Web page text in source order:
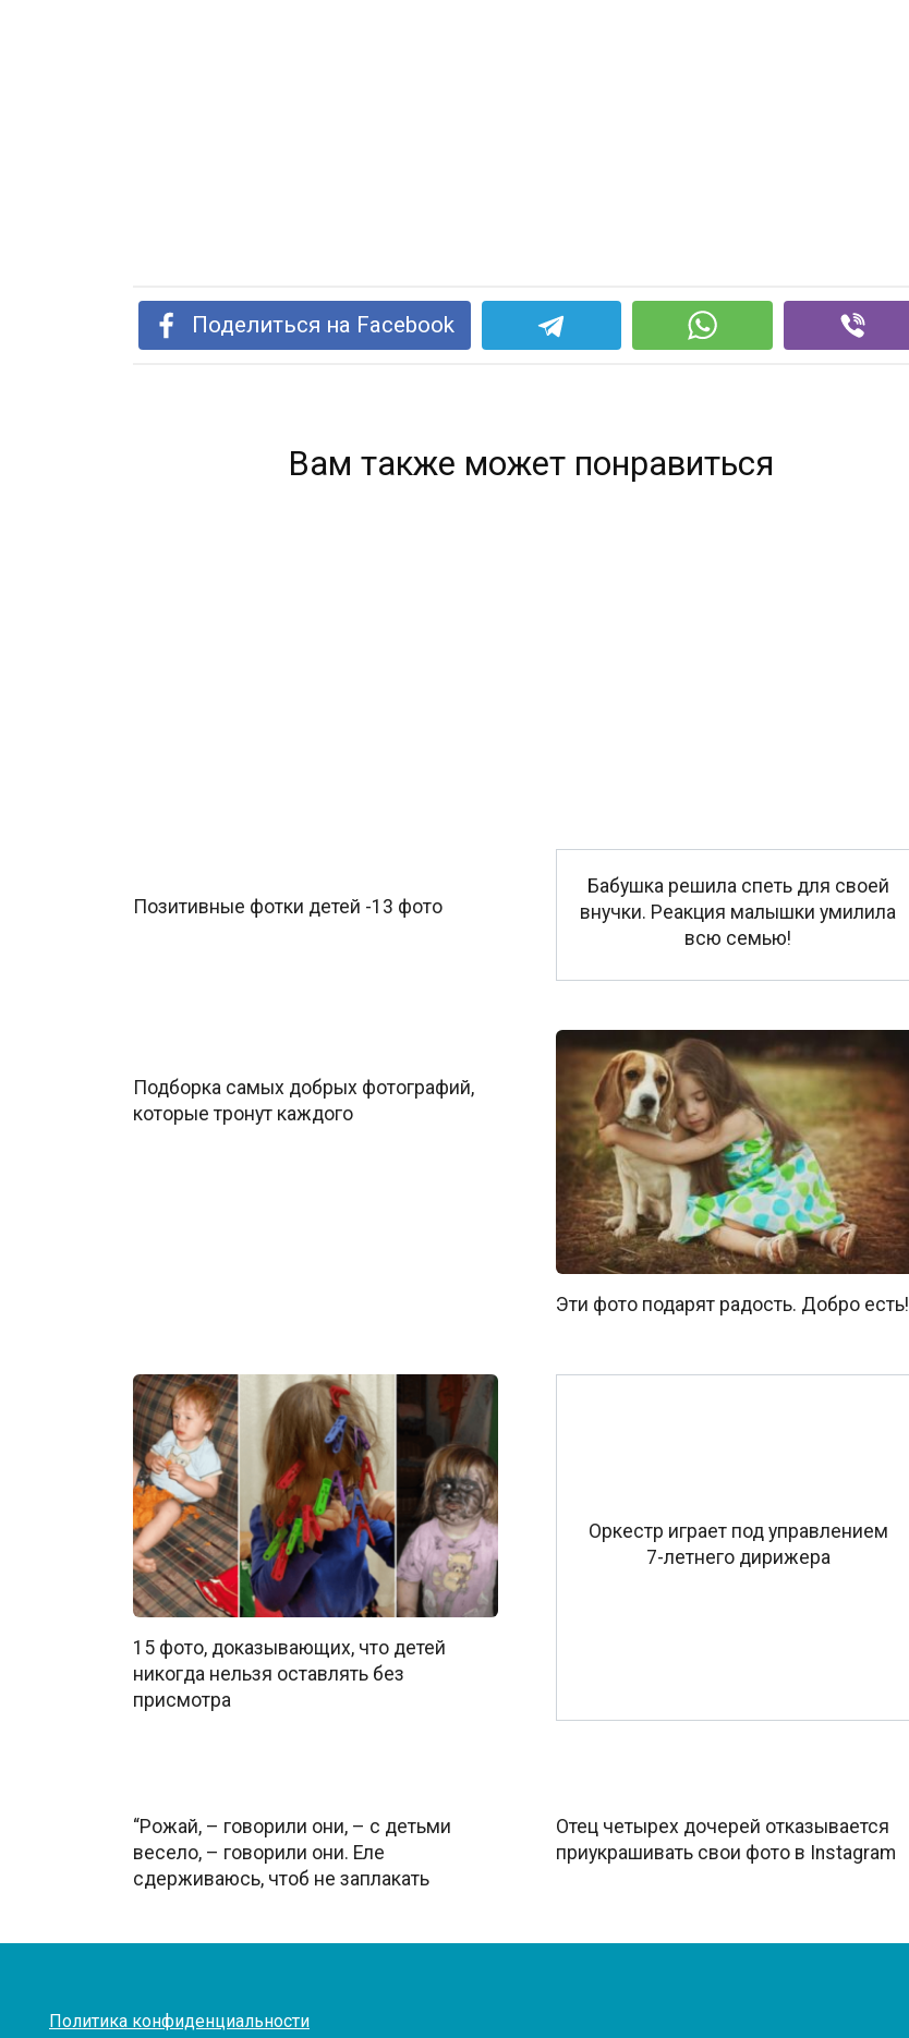
Поделиться на Facebook
Вам также может понравиться
Позитивные фотки детей -13 фото
Бабушка решила спеть для своей
внучки. Реакция малышки умилила
всю семью!
Подборка самых добрых фотографий,
которые тронут каждого
Эти фото подарят радость. Добро есть!
15 фото, доказывающих, что детей
никогда нельзя оставлять без
присмотра
Оркестр играет под управлением
7-летнего дирижера
“Рожай, – говорили они, – с детьми
весело, – говорили они. Еле
сдерживаюсь, чтоб не заплакать
Отец четырех дочерей отказывается
приукрашивать свои фото в Instagram
Политика конфиденциальности